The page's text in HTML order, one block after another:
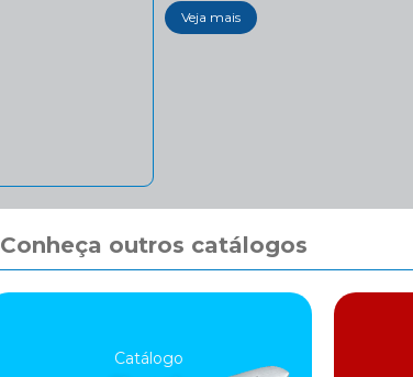
Veja mais
Conheça outros catálogos
Catálogo